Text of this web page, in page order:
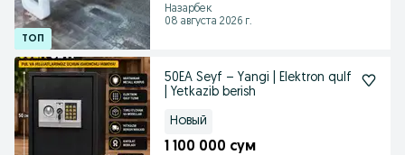
Назарбек
08 августа 2026 г.
50EA Seyf – Yangi | Elektron qulf
| Yetkazib berish
Новый
1 100 000 сум